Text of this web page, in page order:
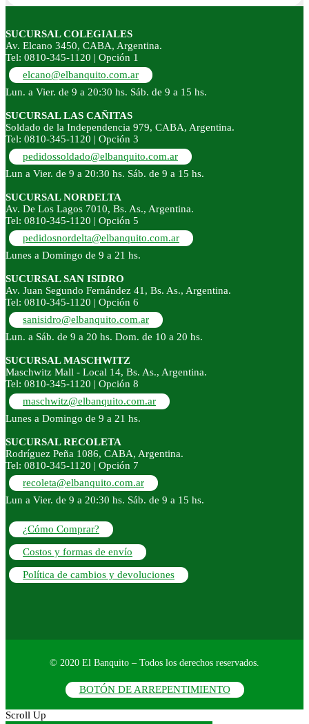
SUCURSAL COLEGIALES
Av. Elcano 3450, CABA, Argentina.
Tel: 0810-345-1120 | Opción 1
elcano@elbanquito.com.ar
Lun. a Vier. de 9 a 20:30 hs. Sáb. de 9 a 15 hs.
SUCURSAL LAS CAÑITAS
Soldado de la Independencia 979, CABA, Argentina.
Tel: 0810-345-1120 | Opción 3
pedidossoldado@elbanquito.com.ar
Lun a Vier. de 9 a 20:30 hs. Sáb. de 9 a 15 hs.
SUCURSAL NORDELTA
Av. De Los Lagos 7010, Bs. As., Argentina.
Tel: 0810-345-1120 | Opción 5
pedidosnordelta@elbanquito.com.ar
Lunes a Domingo de 9 a 21 hs.
SUCURSAL SAN ISIDRO
Av. Juan Segundo Fernández 41, Bs. As., Argentina.
Tel: 0810-345-1120 | Opción 6
sanisidro@elbanquito.com.ar
Lun. a Sáb. de 9 a 20 hs. Dom. de 10 a 20 hs.
SUCURSAL MASCHWITZ
Maschwitz Mall - Local 14, Bs. As., Argentina.
Tel: 0810-345-1120 | Opción 8
maschwitz@elbanquito.com.ar
Lunes a Domingo de 9 a 21 hs.
SUCURSAL RECOLETA
Rodríguez Peña 1086, CABA, Argentina.
Tel: 0810-345-1120 | Opción 7
recoleta@elbanquito.com.ar
Lun a Vier. de 9 a 20:30 hs. Sáb. de 9 a 15 hs.
¿Cómo Comprar?
Costos y formas de envío
Política de cambios y devoluciones
© 2020 El Banquito – Todos los derechos reservados.
BOTÓN DE ARREPENTIMIENTO
Scroll Up